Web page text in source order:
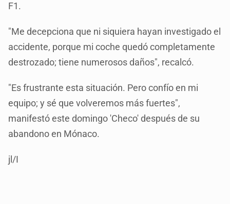
F1.
"Me decepciona que ni siquiera hayan investigado el
accidente, porque mi coche quedó completamente
destrozado; tiene numerosos daños", recalcó.
"Es frustrante esta situación. Pero confío en mi
equipo; y sé que volveremos más fuertes",
manifestó este domingo 'Checo' después de su
abandono en Mónaco.
jl/I